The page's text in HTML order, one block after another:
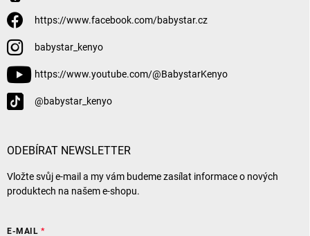
https://www.facebook.com/babystar.cz
babystar_kenyo
https://www.youtube.com/@BabystarKenyo
@babystar_kenyo
ODEBÍRAT NEWSLETTER
Vložte svůj e-mail a my vám budeme zasílat informace o nových
produktech na našem e-shopu.
E-MAIL